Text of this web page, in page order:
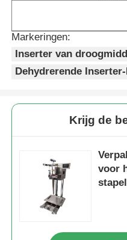
Fabriekstocht
nieuws
Gevallen
Markeringen:
Inserter van
Dehydrerende
Krijg de
voor